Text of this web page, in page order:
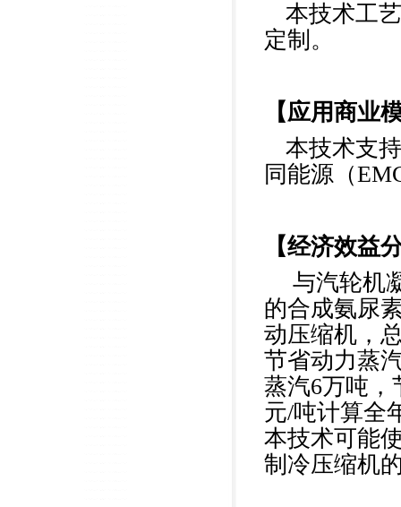
本技术工
定制。
【应用商业
本技术支
同能源（
【经济效益
与汽轮机
的合成氨尿
动压缩机，
节省动力蒸
蒸汽6万吨，
元/吨计算全
本技术可能
制冷压缩机